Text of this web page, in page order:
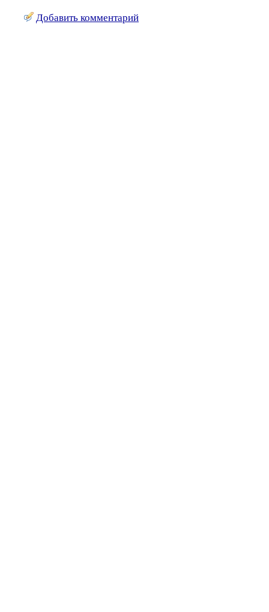
Добавить комментарий